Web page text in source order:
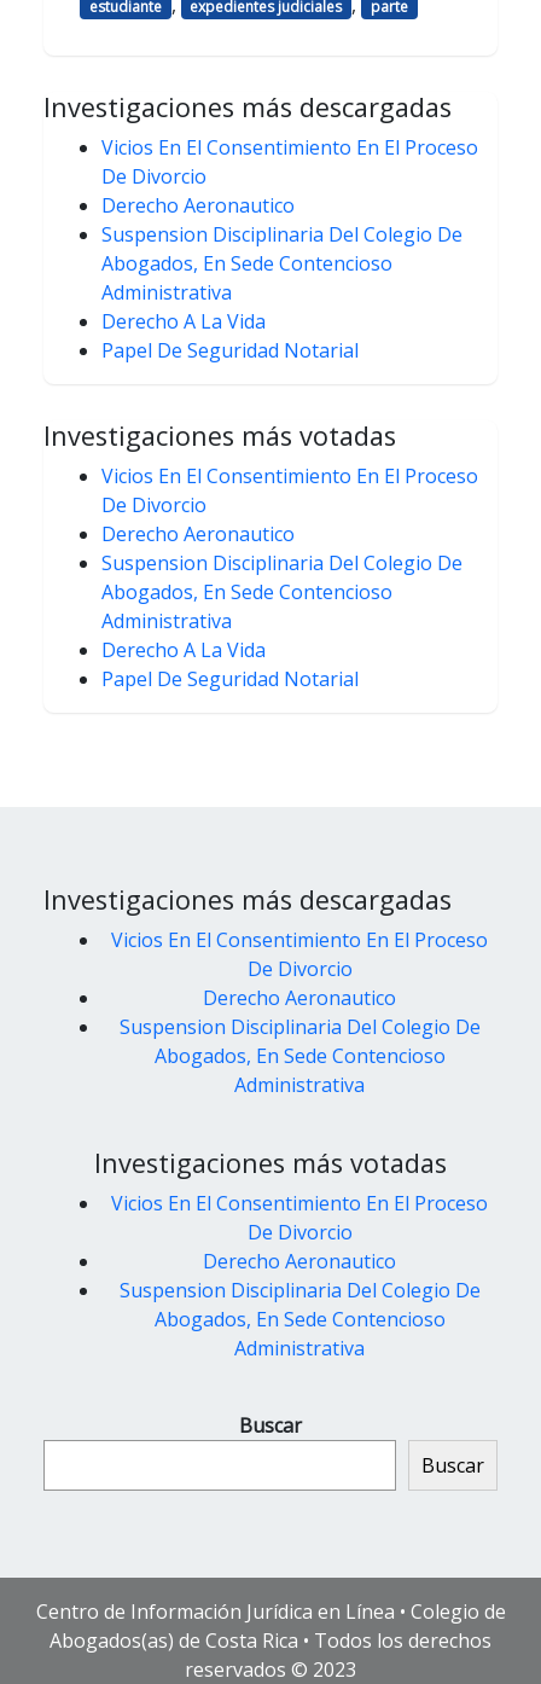
estudiante expedientes judiciales parte
Investigaciones más descargadas
Vicios En El Consentimiento En El Proceso
De Divorcio
Derecho Aeronautico
Suspension Disciplinaria Del Colegio De
Abogados, En Sede Contencioso
Administrativa
Derecho A La Vida
Papel De Seguridad Notarial
Investigaciones más votadas
Vicios En El Consentimiento En El Proceso
De Divorcio
Derecho Aeronautico
Suspension Disciplinaria Del Colegio De
Abogados, En Sede Contencioso
Administrativa
Derecho A La Vida
Papel De Seguridad Notarial
Investigaciones más descargadas
Vicios En El Consentimiento En El Proceso
De Divorcio
Derecho Aeronautico
Suspension Disciplinaria Del Colegio De
Abogados, En Sede Contencioso
Administrativa
Investigaciones más votadas
Vicios En El Consentimiento En El Proceso
De Divorcio
Derecho Aeronautico
Suspension Disciplinaria Del Colegio De
Abogados, En Sede Contencioso
Administrativa
Buscar
Buscar
Centro de Información Jurídica en Línea • Colegio de
Abogados(as) de Costa Rica • Todos los derechos
reservados © 2023